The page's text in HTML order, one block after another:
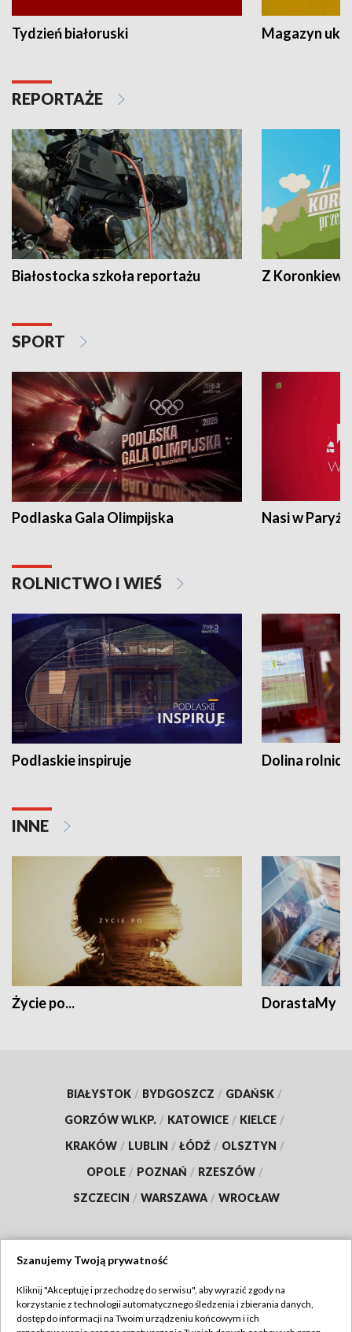
Tydzień białoruski Magazyn
REPORTAŻE
Białostocka szkoła reportażu Z
SPORT
Podlaska Gala Olimpijska Nasi w Paryżu
ROLNICTWO I WIEŚ
Podlaskie inspiruje Dolina
INNE
Życie po... DorastaMy
BIAŁYSTOK / BYDGOSZCZ / GDAŃSK /
GORZÓW WLKP. / KATOWICE / KIELCE /
KRAKÓW / LUBLIN / ŁÓDŹ / OLSZTYN /
OPOLE / POZNAŃ / RZESZÓW /
SZCZECIN / WARSZAWA / WROCŁAW
TVP
Szanujemy Twoją prywatność
Kliknij "Akceptuję i przechodzę do serwisu", aby wyrazić zgody na
korzystanie z technologii automatycznego śledzenia i zbierania danych,
dostęp do informacji na Twoim urządzeniu końcowym i ich